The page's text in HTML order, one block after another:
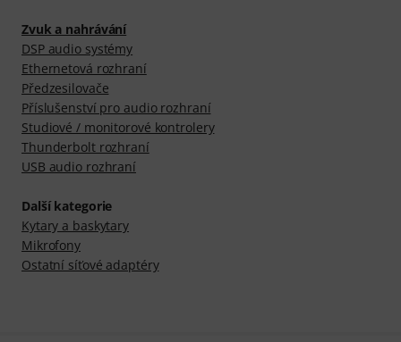
Zvuk a nahrávání
DSP audio systémy
Ethernetová rozhraní
Předzesilovače
Příslušenství pro audio rozhraní
Studiové / monitorové kontrolery
Thunderbolt rozhraní
USB audio rozhraní
Další kategorie
Kytary a baskytary
Mikrofony
Ostatní síťové adaptéry